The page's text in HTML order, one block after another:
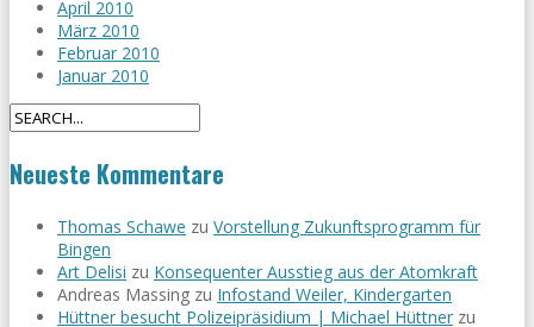
April 2010
März 2010
Februar 2010
Januar 2010
Neueste Kommentare
Thomas Schawe zu Vorstellung Zukunftsprogramm für
Bingen
Art Delisi zu Konsequenter Ausstieg aus der Atomkraft
Andreas Massing zu Infostand Weiler, Kindergarten
Hüttner besucht Polizeipräsidium | Michael Hüttner zu